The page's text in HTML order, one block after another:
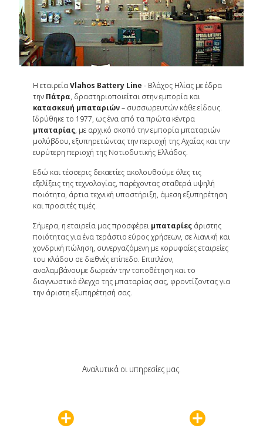
Η εταιρείαVlahos Battery Line - Βλάχος Ηλίας με έδρα
την Πάτρα, δραστηριοποιείται στην εμπορία και
κατασκευή μπαταριών– συσσωρευτών κάθε είδους.
Ιδρύθηκε το 1977, ως ένα από τα πρώτα κέντρα
μπαταρίας, με αρχικό σκοπό την εμπορία μπαταριών
μολύβδου, εξυπηρετώντας την περιοχή της Αχαΐας και την
ευρύτερη περιοχή της Νοτιοδυτικής Ελλάδος.
Εδώ και τέσσερις δεκαετίες ακολουθούμε όλες τις
εξελίξεις της τεχνολογίας, παρέχοντας σταθερά υψηλή
ποιότητα, άρτια τεχνική υποστήριξη, άμεση εξυπηρέτηση
και προσιτές τιμές.
Σήμερα, η εταιρεία μας προσφέρει μπαταρίες άριστης
ποιότητας για ένα τεράστιο εύρος χρήσεων, σε λιανική και
χονδρική πώληση, συνεργαζόμενη με κορυφαίες εταιρείες
του κλάδου σε διεθνές επίπεδο. Επιπλέον,
αναλαμβάνουμε δωρεάν την τοποθέτηση και το
διαγνωστικό έλεγχο της μπαταρίας σας, φροντίζοντας για
την άριστη εξυπηρέτησή σας.
Αναλυτικά οι υπηρεσίες μας.